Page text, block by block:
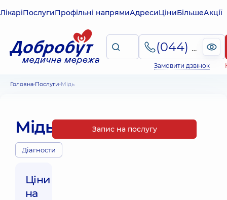
ЛікаріПослугиПрофільні напрямиАдресиЦіниБільшеАкції
(044) 495-2-888
Замовити дзвінок
Головна Послуги Мідь
Мідь
Діагности
Ціни
на
Запис на послугу